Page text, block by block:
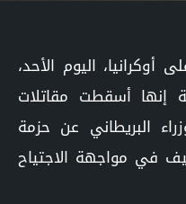
اليوم الأحد،
إنها أسقطت مقاتلات
البريطاني عن حزمة
في مواجهة الاجتياح